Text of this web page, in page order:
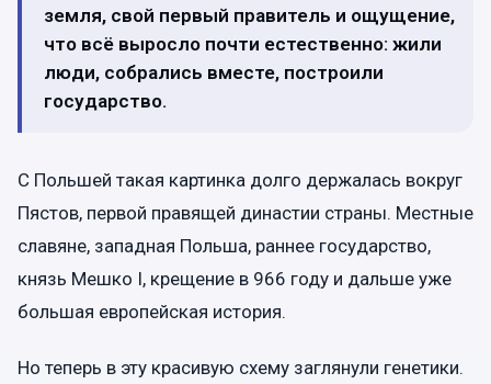
земля, свой первый правитель и ощущение,
что всё выросло почти естественно: жили
люди, собрались вместе, построили
государство.
С Польшей такая картинка долго держалась вокруг
Пястов, первой правящей династии страны. Местные
славяне, западная Польша, раннее государство,
князь Мешко I, крещение в 966 году и дальше уже
большая европейская история.
Но теперь в эту красивую схему заглянули генетики.